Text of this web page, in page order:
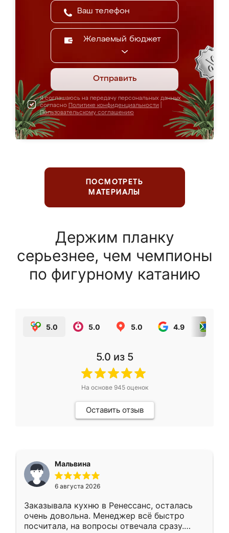
Желаемый бюджет
Отправить
Я соглашаюсь на передачу персональных данных
согласно Политике конфиденциальности
Пользовательскому соглашению
ПОСМОТРЕТЬ
МАТЕРИАЛЫ
Держим планку
серьезнее, чем чемпионы
по фигурному катанию
5.0 5.0 5.0 4.9
5.0 из 5
На основе 945оценок
Оставить отзыв
Мальвина
6 августа 2026
Заказывала кухню в Ренессанс, осталась
очень довольна. Менеджер всё быстро
посчитала, на вопросы отвечала сразу.